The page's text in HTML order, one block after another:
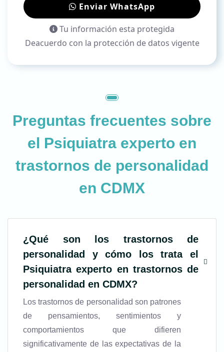
Enviar WhatsApp
Tu información esta protegida
Deacuerdo con la protección de datos vigente
Preguntas frecuentes sobre
el Psiquiatra experto en
trastornos de personalidad
en CDMX
¿Qué son los trastornos de
personalidad y cómo los trata el
Psiquiatra experto en trastornos de
personalidad en CDMX?
Los trastornos de personalidad son patrones
de pensamientos, sentimientos y
comportamientos que difieren
significativamente de las expectativas de la